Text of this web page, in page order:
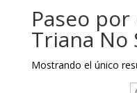
Paseo
Triana No
Mostrando el único